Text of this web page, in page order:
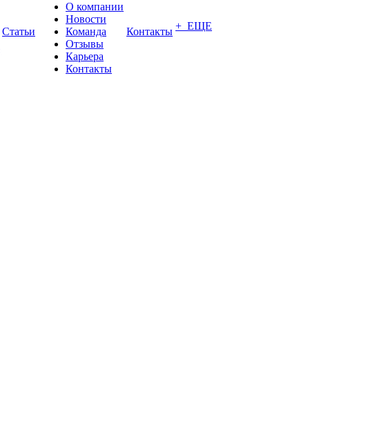
Статьи
О компании
Новости
Команда
Отзывы
Карьера
Контакты
Контакты + ЕЩЕ